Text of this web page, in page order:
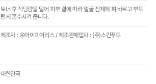
토너 후 적당량을 덜어 피부 결에 따라 얼굴 전체에 펴 바르고 부드
럽게 흡수시켜 줍니다.
제조자 : ㈜아이피어리스 / 제조판매업자 : (주)스킨푸드
대한민국